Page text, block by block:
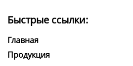
Быстрые ссылки:
Главная
Продукция